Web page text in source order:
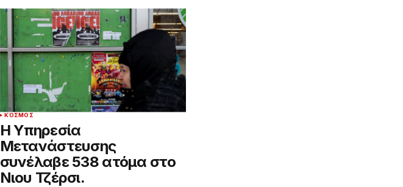
ΚΌΣΜΟΣ
Η Υπηρεσία
Μετανάστευσης
συνέλαβε 538 ατόμα στο
Νιου Τζέρσι.